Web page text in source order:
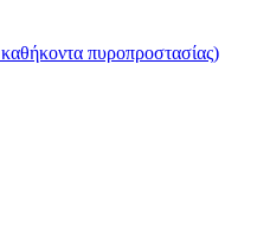
πυροπροστασίας)